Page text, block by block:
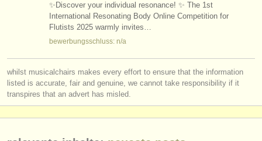
✨Discover your individual resonance! ✨ The 1st
International Resonating Body Online Competition for
Flutists 2025 warmly invites…
bewerbungsschluss: n/a
whilst musicalchairs makes every effort to ensure that the information
listed is accurate, fair and genuine, we cannot take responsibility if it
transpires that an advert has misled.